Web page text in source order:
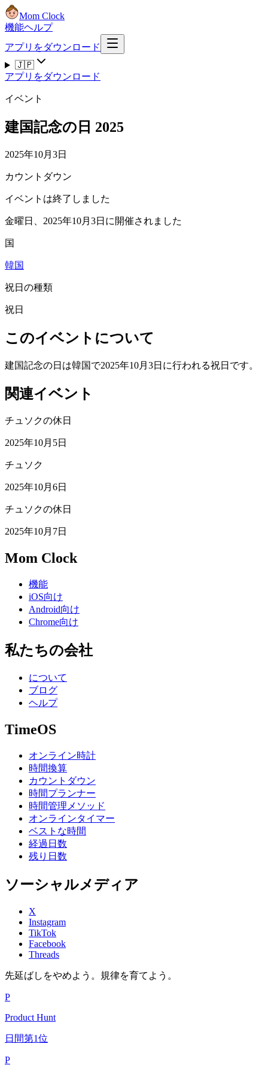
Mom Clock
機能ヘルプ
アプリをダウンロード
🇯🇵
アプリをダウンロード
イベント
建国記念の日 2025
2025年10月3日
カウントダウン
イベントは終了しました
金曜日、2025年10月3日に開催されました
国
韓国
祝日の種類
祝日
このイベントについて
建国記念の日は韓国で2025年10月3日に行われる祝日です。
関連イベント
チュソクの休日
2025年10月5日
チュソク
2025年10月6日
チュソクの休日
2025年10月7日
Mom Clock
機能
iOS向け
Android向け
Chrome向け
私たちの会社
について
ブログ
ヘルプ
TimeOS
オンライン時計
時間換算
カウントダウン
時間プランナー
時間管理メソッド
オンラインタイマー
ベストな時間
経過日数
残り日数
ソーシャルメディア
X
Instagram
TikTok
Facebook
Threads
先延ばしをやめよう。規律を育てよう。
P
Product Hunt
日間第1位
P